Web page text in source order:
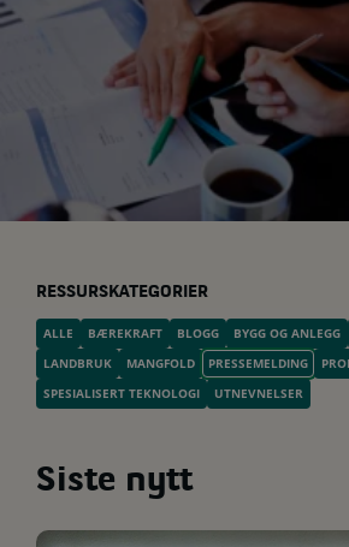
RESSURSKATEGORIER
ALLE BÆREKRAFT BLOGG BYGG OG ANLEGG
LANDBRUK
MANGFOLD PRESSEMELDING
SPESIALISERT TEKNOLOGI
UTNEVNELSER
Siste nytt